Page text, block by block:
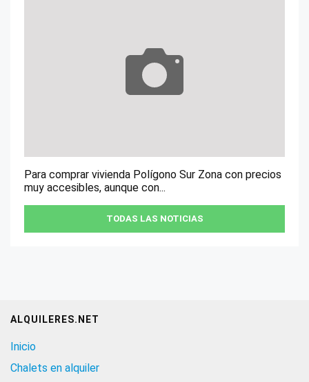
Para comprar vivienda Polígono Sur Zona con precios
muy accesibles, aunque con...
TODAS LAS NOTICIAS
ALQUILERES.NET
Inicio
Chalets en alquiler